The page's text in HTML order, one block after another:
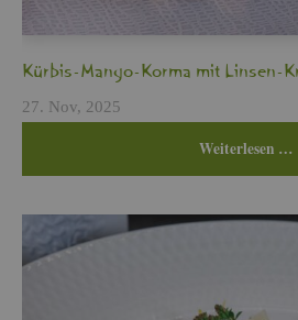
Kür­bis-Mango-Korma mit Lin­sen-
27. Nov, 2025
Wei­ter­le­sen …